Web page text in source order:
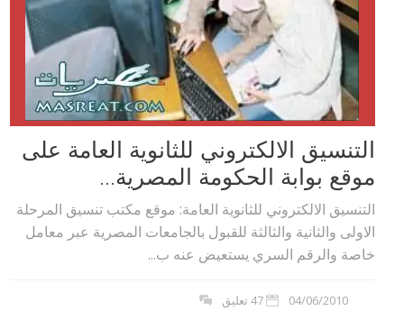
التنسيق الالكتروني للثانوية العامة على
موقع بوابة الحكومة المصرية...
التنسيق الالكتروني للثانوية العامة: موقع مكتب تنسيق المرحلة
الاولى والثانية والثالثة للقبول بالجامعات المصرية عبر معامل
خاصة والرقم السري يستعيض عنه ب...
04/06/2010 47 تعليق